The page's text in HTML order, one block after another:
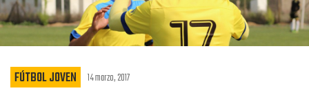
FÚTBOL JOVEN 14 marzo, 2017